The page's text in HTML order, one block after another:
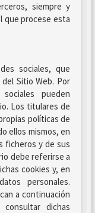
siempre y
que procese esta
sociales, que
Sitio Web. Por
pueden
Los titulares de
políticas de
ellos mismos, en
ficheros y de sus
debe referirse a
cookies y, en
personales.
a continuación
dichas